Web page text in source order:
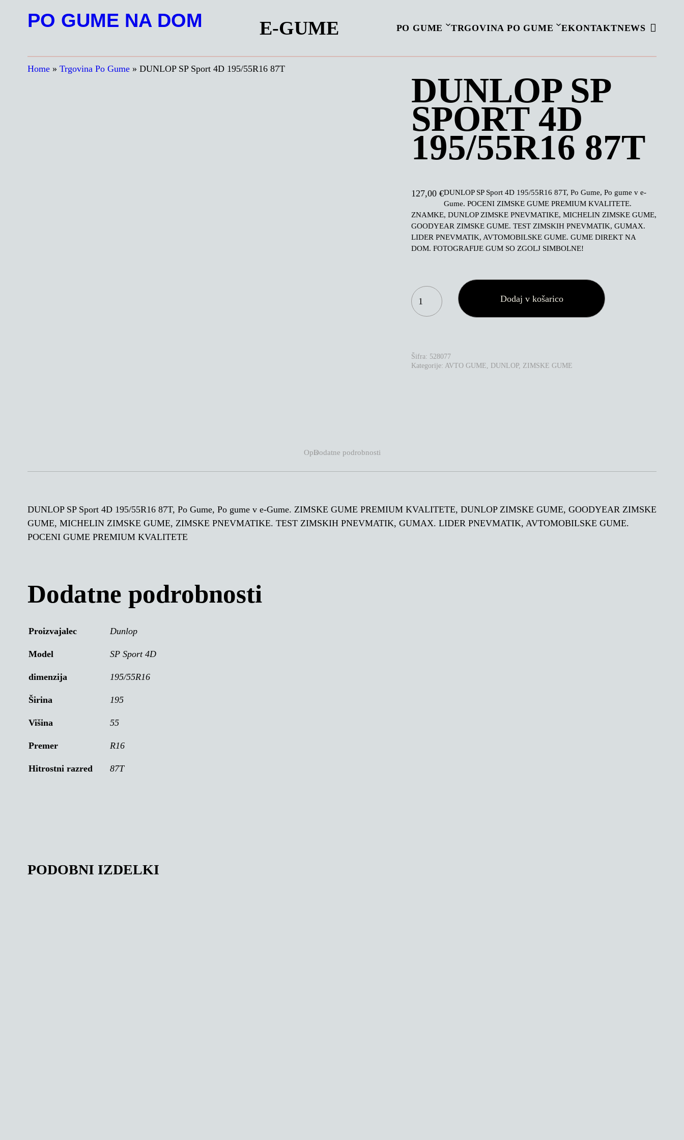
PO GUME NA DOM E-GUME PO GUME TRGOVINA PO GUME EKONTAKTNEWS
Home» Trgovina Po Gume» DUNLOP SP Sport 4D 195/55R16 87T
DUNLOP SP
SPORT 4D
195/55R16 87T
127,00€DUNLOP SP Sport 4D 195/55R16 87T, Po Gume, Po gume v e-
Gume. POCENI ZIMSKE GUME PREMIUM KVALITETE.
ZNAMKE, DUNLOP ZIMSKE PNEVMATIKE, MICHELIN ZIMSKE GUME,
GOODYEAR ZIMSKE GUME. TEST ZIMSKIH PNEVMATIK, GUMAX.
LIDER PNEVMATIK, AVTOMOBILSKE GUME. GUME DIREKT NA
DOM. FOTOGRAFIJE GUM SO ZGOLJ SIMBOLNE!
DUNLOP
SP
SPORT
Dodaj v košarico
Šifra: 528077
Kategorije: AVTO GUME DUNLOP, ZIMSKE GUME
OpisDodatne podrobnosti
DUNLOP SP Sport 4D 195/55R16 87T, Po Gume, Po gume v e-Gume. ZIMSKE GUME PREMIUM KVALITETE, DUNLOP ZIMSKE GUME, GOODYEAR ZIMSKE
GUME, MICHELIN ZIMSKE GUME, ZIMSKE PNEVMATIKE. TEST ZIMSKIH PNEVMATIK, GUMAX. LIDER PNEVMATIK, AVTOMOBILSKE GUME.
POCENI GUME PREMIUM KVALITETE
Dodatne podrobnosti
Proizvajalec Dunlop
Model SP Sport 4D
dimenzija 195/55R16
Širina 195
Višina 55
Premer R16
Hitrostni razred 87T
PODOBNI IZDELKI